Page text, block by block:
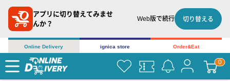
アプリに切り替えてみませ
んか？
Web版で続行 切り替える
Online Delivery ignica store Order&Eat